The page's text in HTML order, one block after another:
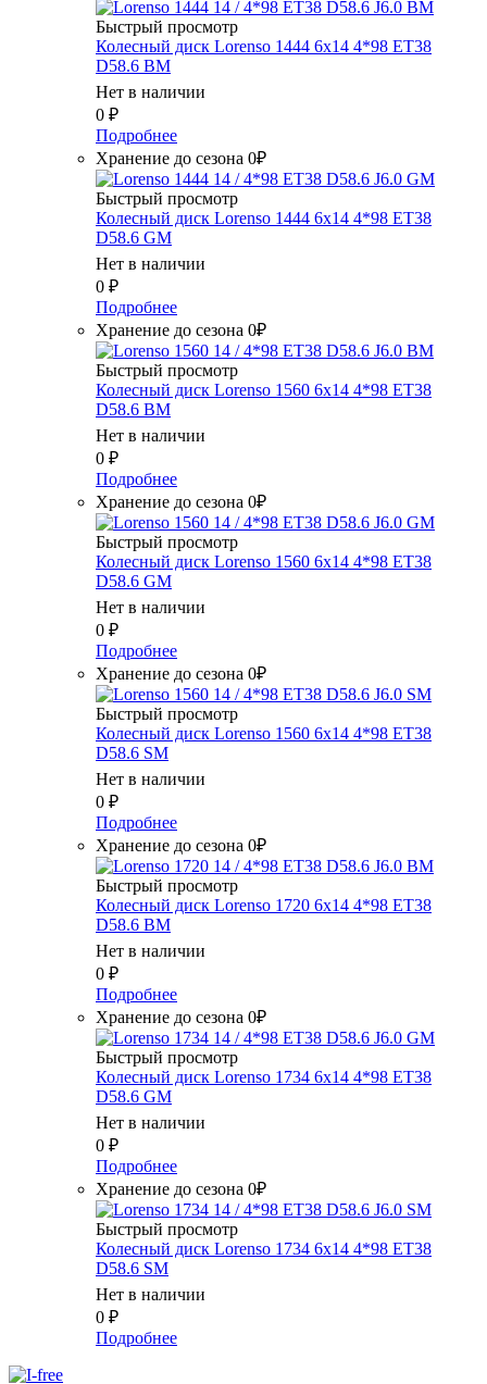
Быстрый просмотр
Колесный диск Lorenso 1444 6x14 4*98 ET38
D58.6 BM
Нет в наличии
0 ₽
Подробнее
Хранение до сезона 0₽
Быстрый просмотр
Колесный диск Lorenso 1444 6x14 4*98 ET38
D58.6 GM
Нет в наличии
0 ₽
Подробнее
Хранение до сезона 0₽
Быстрый просмотр
Колесный диск Lorenso 1560 6x14 4*98 ET38
D58.6 BM
Нет в наличии
0 ₽
Подробнее
Хранение до сезона 0₽
Быстрый просмотр
Колесный диск Lorenso 1560 6x14 4*98 ET38
D58.6 GM
Нет в наличии
0 ₽
Подробнее
Хранение до сезона 0₽
Быстрый просмотр
Колесный диск Lorenso 1560 6x14 4*98 ET38
D58.6 SM
Нет в наличии
0 ₽
Подробнее
Хранение до сезона 0₽
Быстрый просмотр
Колесный диск Lorenso 1720 6x14 4*98 ET38
D58.6 BM
Нет в наличии
0 ₽
Подробнее
Хранение до сезона 0₽
Быстрый просмотр
Колесный диск Lorenso 1734 6x14 4*98 ET38
D58.6 GM
Нет в наличии
0 ₽
Подробнее
Хранение до сезона 0₽
Быстрый просмотр
Колесный диск Lorenso 1734 6x14 4*98 ET38
D58.6 SM
Нет в наличии
0 ₽
Подробнее